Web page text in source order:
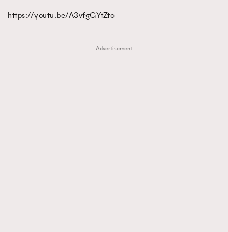
https://youtu.be/A3vfgGYtZtc
Advertisement